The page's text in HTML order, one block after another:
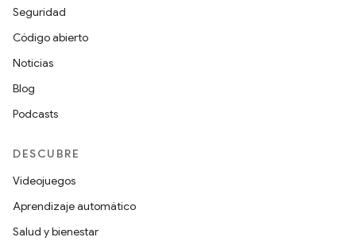
Seguridad
Código abierto
Noticias
Blog
Podcasts
DESCUBRE
Videojuegos
Aprendizaje automático
Salud y bienestar